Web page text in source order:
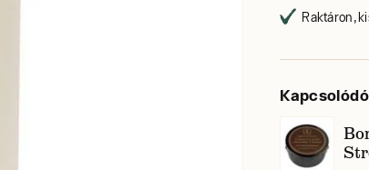
Raktáron,